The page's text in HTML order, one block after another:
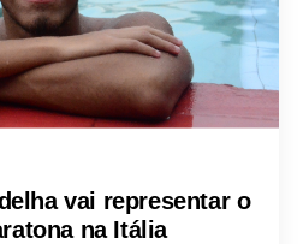
vai representar o
na Itália